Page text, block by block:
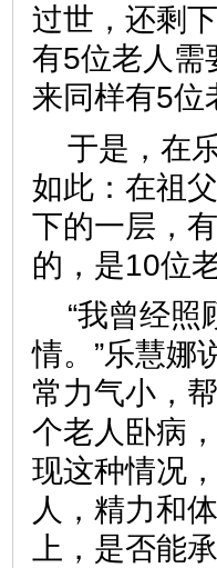
过世，还剩
有5位老人需
来同样有5
于是，在
如此：在祖
下的一层，
的，是10
“我曾经
情。”乐慧娜
常力气小，
个老人卧病
现这种情况
人，精力和
上，是否能